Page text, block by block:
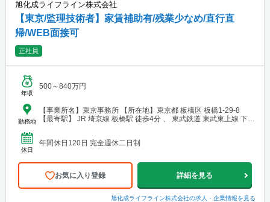
旭化成ライフライン株式会社
【東京/監理技術者】家賃補助有/残業少なめ/直行直
帰/WEB面接可
正社員
年収
500～840万円
勤務地
【事業所名】東京事務所 【所在地】東京都 板橋区 板橋1-29-8
【最寄駅】 JR 埼京線 板橋駅 徒歩4分 、 東武鉄道 東武東上線 下板
休日
年間休日120日 完全週休二日制
お気に入り登録 詳細を見る
旭化成ライフライン株式会社の求人・企業情報を見る